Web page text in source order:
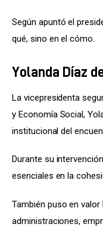
Según apuntó el
qué, sino en el cómo.
Yolanda Díaz
La vicepresidenta
y Economía Social,
institucional del
Durante su
esenciales en la
También puso en
administraciones,